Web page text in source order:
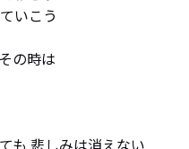
いこう
の時は
も 悲しみは消えない